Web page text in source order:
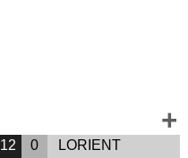
12 0
LORIENT
+